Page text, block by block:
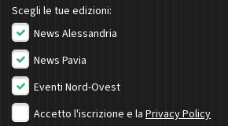
Scegli le tue edizioni:
News Alessandria
News Pavia
Eventi Nord-Ovest
Accetto l'iscrizione e la Privacy Policy